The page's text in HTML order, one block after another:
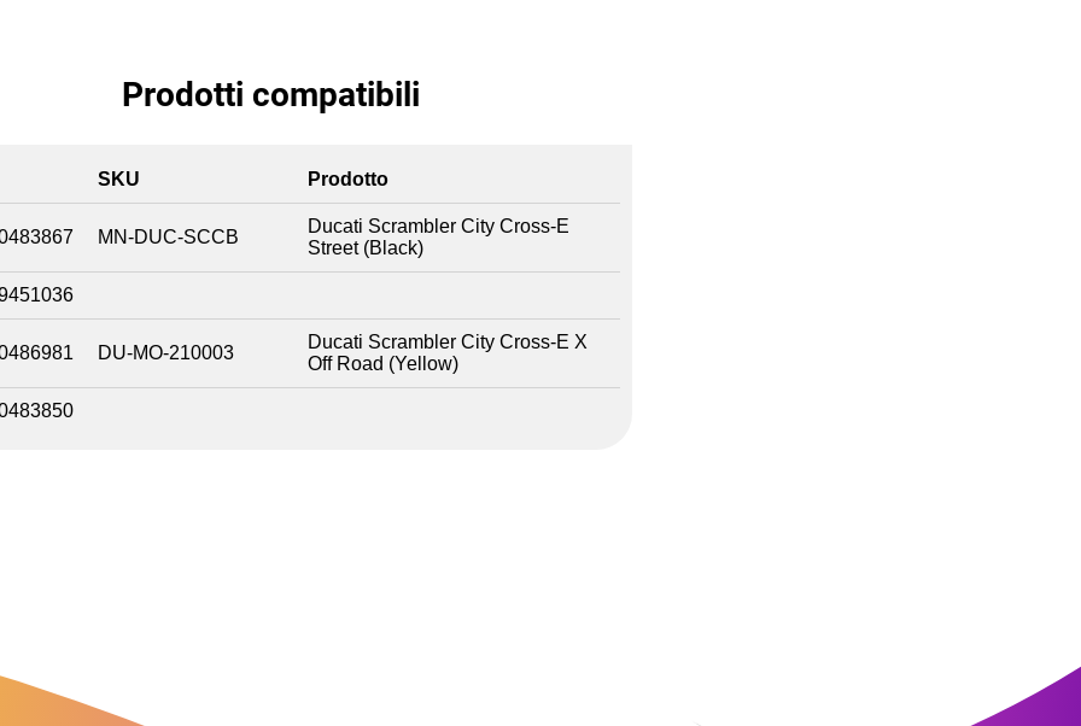
Prodotti compatibili
SKU Prodotto
MN-DUC-SCCB
Ducati Scrambler City Cross-E
Street (Black)
DU-MO-210003
Ducati Scrambler City Cross-E X
Off Road (Yellow)